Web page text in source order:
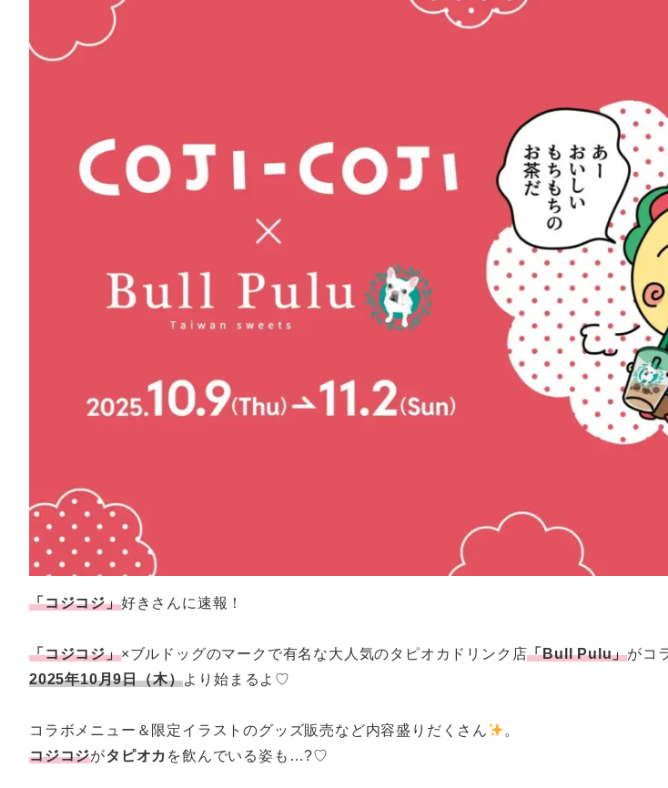
「コジコジ」好きさんに速報！
「コジコジ」×ブルドッグのマークで有名な大人気のタピオカドリンク店「Bull Pulu」がコ
2025年10月9日（木）より始まるよ♡
コラボメニュー＆限定イラストのグッズ販売など内容盛りだくさん
。
コジコジがタピオカ を飲んでいる姿も…?♡